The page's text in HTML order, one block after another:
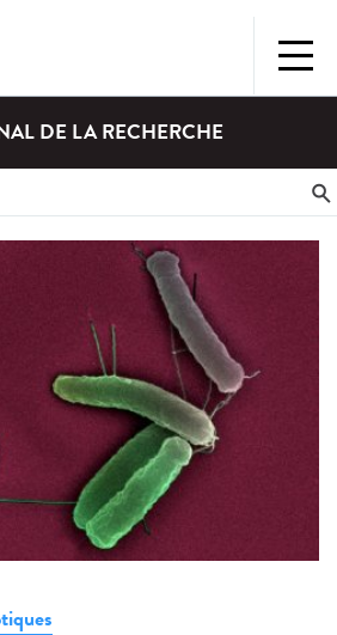
DE LA RECHERCHE